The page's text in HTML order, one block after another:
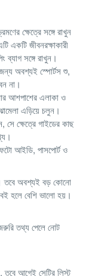
ক্ষেত্রে সঙ্গে রাখুন
একটি জীবনরক্ষাকারী
ব্যাগ সঙ্গে রাখুন।
জন্য অবশ্যই স্পোর্টস শু,
না।
আশপাশের এলাকা ও
এড়িয়ে চলুন।
সে ক্ষেত্রে গাইডের কাছ
আইডি, পাসপোর্ট ও
তবে অবশ্যই বড় কোনো
হলে বেশি ভালো হয়।
তথ্য পেলে নোট
তবে আগেই সেটির লিস্ট